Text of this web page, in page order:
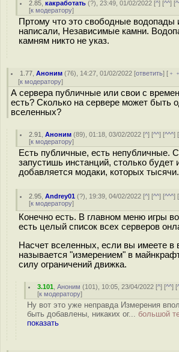
2.85 ,какработать (?), 23:49, 01/02/2022 [^] [^^] [
[к модератору]
Пртому что это свободные водопады
написали, Независимые камни.
камням никто не указ.
1.77 ,Аноним (76), 14:27, 01/02/2022 [ответить] [
[к модератору]
А сервера публичные или свои с
есть? Сколько на сервере может быть
вселенных?
2.91 ,Аноним (89), 01:18, 03/02/2022 [^] [^^] [^^^] [
[к модератору]
Есть публичные, есть непубличные.
запустишь инстанций, столько будет
добавляется модаки, которых тысячи.
2.95 ,Andrey01 (?), 19:39, 04/02/2022 [^] [^^] [^^^] [
[к модератору]
Конечно есть. В главном меню игры
есть целый список всех серверов
Насчет вселенных, если вы имеете в
называется "измерением" в
силу ограничений движка.
3.101 ,Аноним (101), 10:05, 23/04/2022 [^] [^^] [
[к модератору]
Ну вот это уже неправда Измерения
быть добавлены, никаких ог... большой
показать